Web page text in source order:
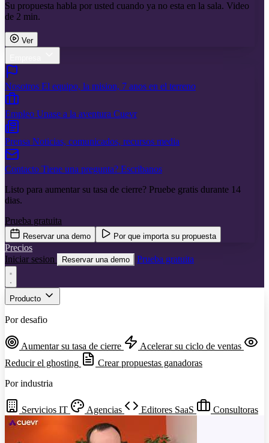
Su propuesta habla por usted cuando ya no esta en la sala. Video
de 2 min.
Ver
Nosotros El equipo, la mision, 7 anos en el terreno
Empleo Unase a la aventura Cuevr
Prensa Noticias, comunicados, recursos media
Contacto Tiene una pregunta? Escribanos
Listo para aumentar su tasa de cierre? Pruebe gratis durante 14
dias.
Prueba gratuita
Reservar una demo Por que importa su propuesta
Precios
Iniciar sesion
Reservar una demo Prueba gratuita
Producto
Por desafio
Aumentar su tasa de cierre
Acelerar su ciclo de ventas
Reducir el ghosting
Crear propuestas ganadoras
Por industria
Servicios IT Agencias Editores SaaS Consultoras